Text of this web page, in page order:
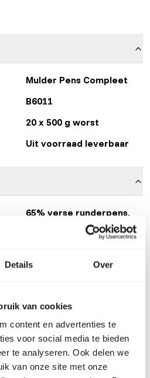
Details Over
van cookies
content en advertenties te
voor social media te bieden
te analyseren. Ook delen we
van onze site met onze
Mulder Pens Compleet
B6011
20 x 500 g worst
Uit voorraad leverbaar
65% verse runderpens,
rundvlees, lever, long,
hart, schapenvet,
mineralen.
van 20-30 gram per kilo
kunnen worden.